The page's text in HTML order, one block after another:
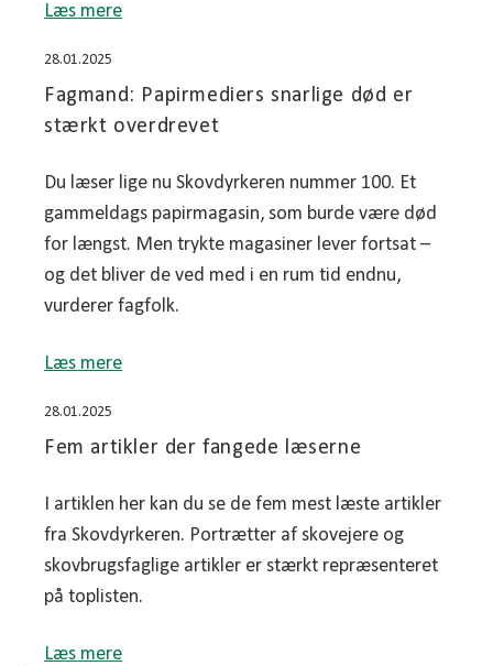
Læs mere
28.01.2025
Fagmand: Papirmediers snarlige død er
stærkt overdrevet
Du læser lige nu Skovdyrkeren nummer 100. Et
gammeldags papirmagasin, som burde være død
for længst. Men trykte magasiner lever fortsat –
og det bliver de ved med i en rum tid endnu,
vurderer fagfolk.
Læs mere
28.01.2025
Fem artikler der fangede læserne
I artiklen her kan du se de fem mest læste artikler
fra Skovdyrkeren. Portrætter af skovejere og
skovbrugsfaglige artikler er stærkt repræsenteret
på toplisten.
Læs mere